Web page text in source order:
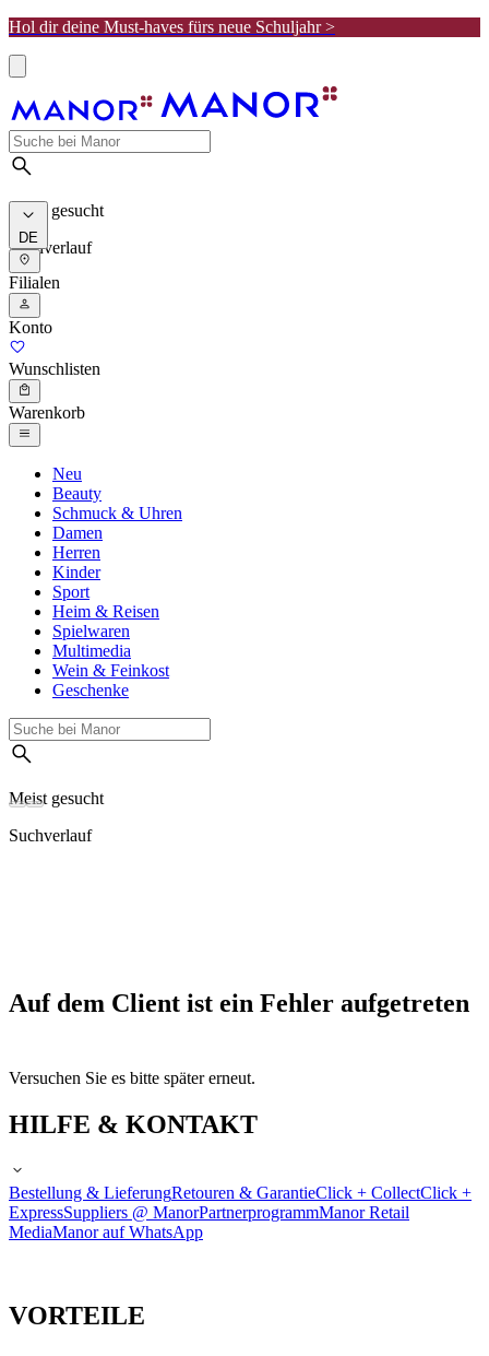
Hol dir deine Must-haves fürs neue Schuljahr >
Meist gesucht
Suchverlauf
DE
Filialen
Konto
Wunschlisten
Warenkorb
Neu
Beauty
Schmuck & Uhren
Damen
Herren
Kinder
Sport
Heim & Reisen
Spielwaren
Multimedia
Wein & Feinkost
Geschenke
Meist gesucht
Suchverlauf
Auf dem Client ist ein Fehler aufgetreten
Versuchen Sie es bitte später erneut.
HILFE & KONTAKT
Bestellung & LieferungRetouren & GarantieClick + CollectClick +
ExpressSuppliers @ ManorPartnerprogrammManor Retail
MediaManor auf WhatsApp
VORTEILE